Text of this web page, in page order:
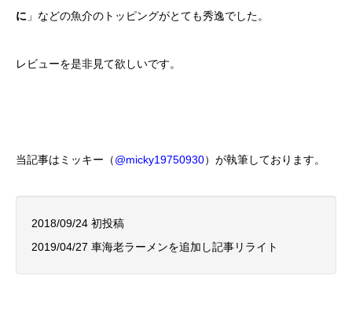
に 」などの魚介のトッピングがとても秀逸でした。
レビューを是非見て欲しいです。
当記事はミッキー（@micky19750930）が執筆しております。
2018/09/24 初投稿
2019/04/27 車海老ラーメンを追加し記事リライト